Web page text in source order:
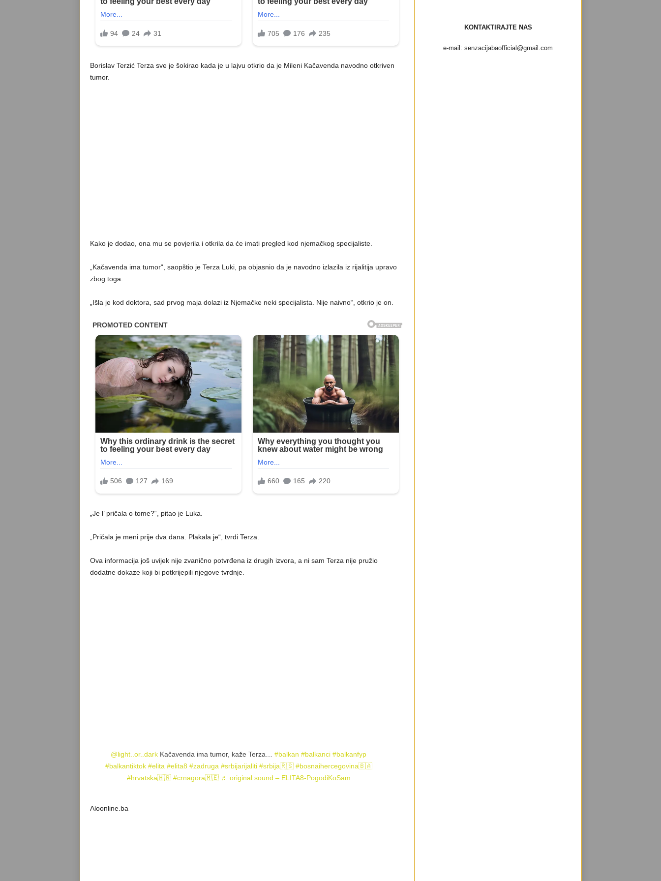
Borislav Terzić Terza sve je šokirao kada je u lajvu otkrio da je Mileni Kačavenda navodno otkriven
tumor.
Kako je dodao, ona mu se povjerila i otkrila da će imati pregled kod njemačkog specijaliste.
„Kačavenda ima tumor“, saopštio je Terza Luki, pa objasnio da je navodno izlazila iz rijalitija upravo
zbog toga.
„Išla je kod doktora, sad prvog maja dolazi iz Njemačke neki specijalista. Nije naivno“, otkrio je on.
„Je l’ pričala o tome?“, pitao je Luka.
„Pričala je meni prije dva dana. Plakala je“, tvrdi Terza.
Ova informacija još uvijek nije zvanično potvrđena iz drugih izvora, a ni sam Terza nije pružio
dodatne dokaze koji bi potkrijepili njegove tvrdnje.
@light..or..dark Kačavenda ima tumor, kaže Terza… #balkan #balkanci #balkanfyp
#balkantiktok #elita #elita8 #zadruga #srbijarijaliti #srbija🇷🇸 #bosnaihercegovina🇧🇦
#hrvatska🇭🇷 #crnagora🇲🇪 ♬ original sound – ELITA8-PogodiKoSam
Aloonline.ba
KONTAKTIRAJTE NAS
e-mail: senzacijabaofficial@gmail.com